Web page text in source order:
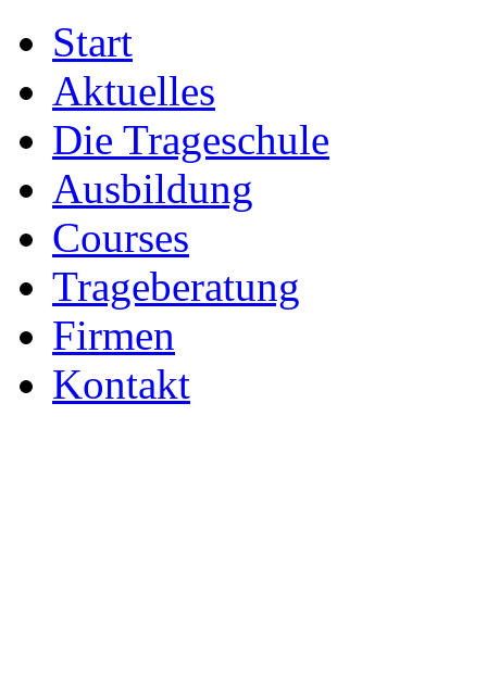
Start
Aktuelles
Die Trageschule
Ausbildung
Courses
Trageberatung
Firmen
Kontakt